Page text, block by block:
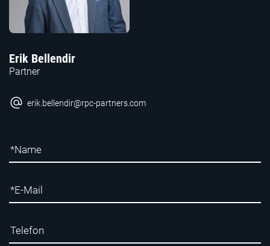
Erik Bellendir
Partner
erik.bellendir@rpc-partners.com